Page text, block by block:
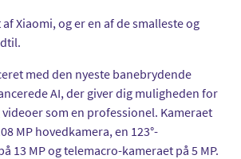
Xiaomi, og er en af de smalleste og
med den nyeste banebrydende
AI, der giver dig muligheden for
som en professionel. Kameraet
MP hovedkamera, en 123°-
13 MP og telemacro-kameraet på 5 MP.